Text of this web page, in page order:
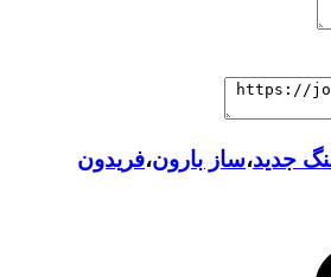
جدید،ساز بارون،فریدون